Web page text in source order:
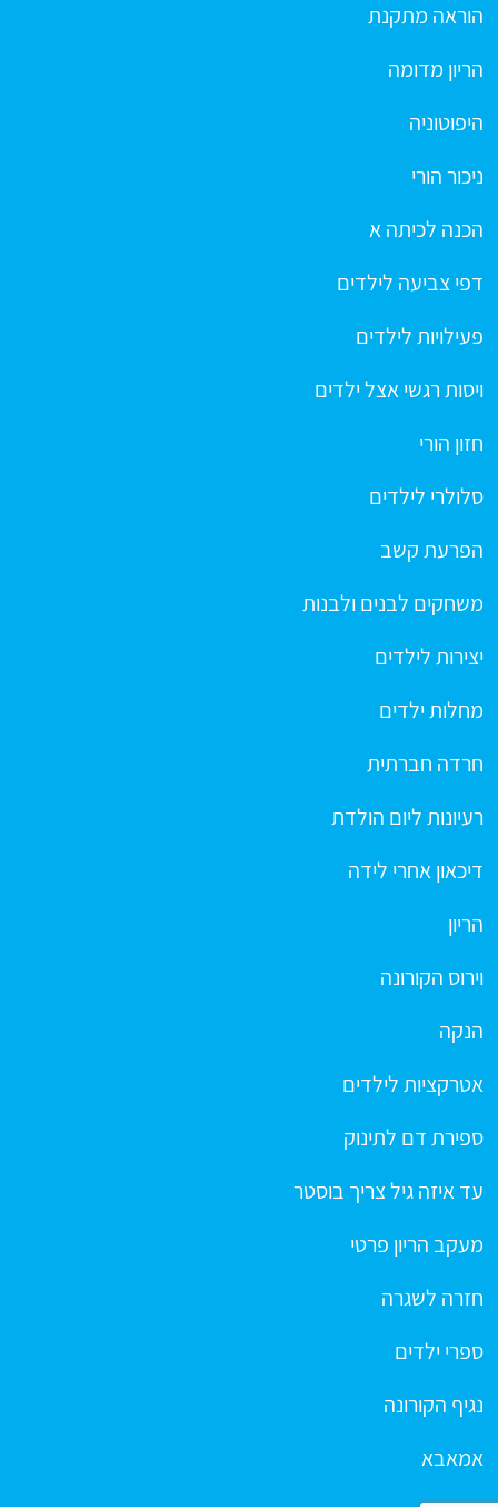
הוראה מתקנת
הריון מדומה
היפוטוניה
ניכור הורי
הכנה לכיתה א
דפי צביעה לילדים
פעילויות לילדים
ויסות רגשי אצל ילדים
חזון הורי
סלולרי לילדים
הפרעת קשב
משחקים לבנים ולבנות
יצירות לילדים
מחלות ילדים
חרדה חברתית
רעיונות ליום הולדת
דיכאון אחרי לידה
הריון
וירוס הקורונה
הנקה
אטרקציות לילדים
ספירת דם לתינוק
עד איזה גיל צריך בוסטר
מעקב הריון פרטי
חזרה לשגרה
ספרי ילדים
נגיף הקורונה
אמאבא